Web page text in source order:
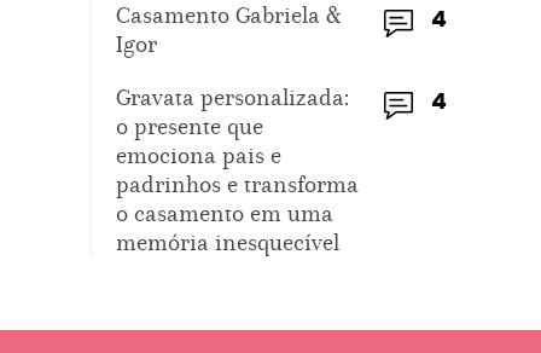
4
Casamento Gabriela &
Igor
4
Gravata personalizada:
o presente que
emociona pais e
padrinhos e transforma
o casamento em uma
memória inesquecível